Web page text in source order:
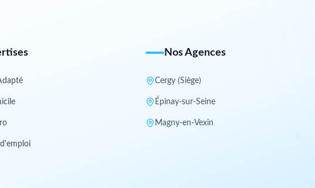
Nos Agences
Cergy (Siège)
Épinay-sur-Seine
Magny-en-Vexin